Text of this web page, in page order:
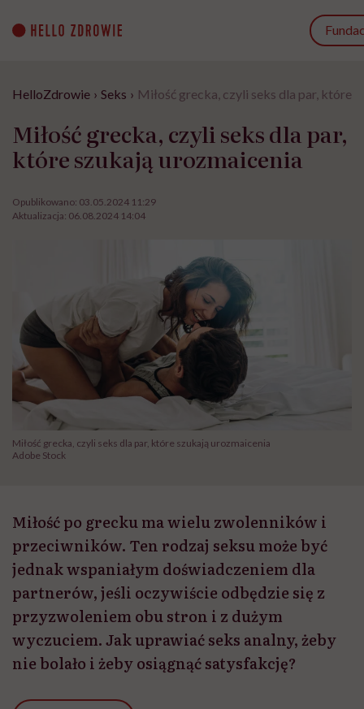
content
HelloZdrowie › Seks › Miłość grecka, czyli seks dla par, które
Miłość grecka, czyli seks dla par,
które szukają urozmaicenia
Opublikowano: 03.05.2024 11:29
Aktualizacja: 06.08.2024 14:04
Miłość grecka, czyli seks dla par, które szukają urozmaicenia
Adobe Stock
Miłość po grecku ma wielu zwolenników i
przeciwników. Ten rodzaj seksu może być
jednak wspaniałym doświadczeniem dla
partnerów, jeśli oczywiście odbędzie się z
przyzwoleniem obu stron i z dużym
wyczuciem. Jak uprawiać seks analny, żeby
nie bolało i żeby osiągnąć satysfakcję?